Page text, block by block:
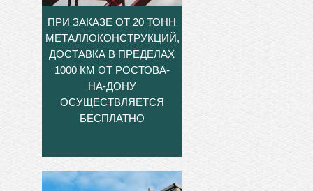
ПРИ ЗАКАЗЕ ОТ 20 ТОНН
МЕТАЛЛОКОНСТРУКЦИЙ,
ДОСТАВКА В ПРЕДЕЛАХ
1000 КМ ОТ РОСТОВА-
НА-ДОНУ
ОСУЩЕСТВЛЯЕТСЯ
БЕСПЛАТНО